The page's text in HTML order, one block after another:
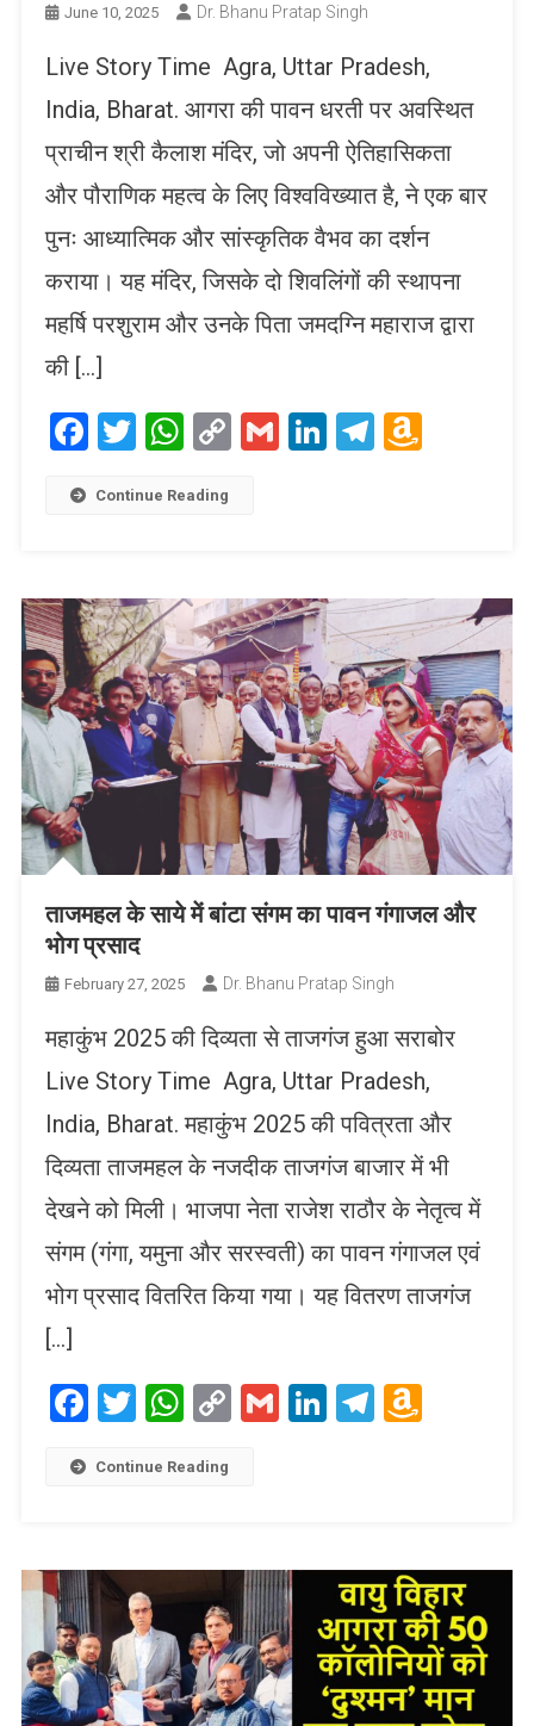
June 10, 2025 Dr. Bhanu Pratap Singh
Live Story Time Agra, Uttar Pradesh,
India, Bharat. आगरा की पावन धरती पर अवस्थित
प्राचीन श्री कैलाश मंदिर, जो अपनी ऐतिहासिकता
और पौराणिक महत्व के लिए विश्वविख्यात है, ने एक बार
पुनः आध्यात्मिक और सांस्कृतिक वैभव का दर्शन
कराया। यह मंदिर, जिसके दो शिवलिंगों की स्थापना
महर्षि परशुराम और उनके पिता जमदग्नि महाराज द्वारा
की […]
Facebook
Twitter
WhatsApp
CopyGmailLinkedIn
Telegram
Continue Reading
ताजमहल के साये में बांटा संगम का पावन गंगाजल और
भोग प्रसाद
February 27, 2025 Dr. Bhanu Pratap Singh
महाकुंभ 2025 की दिव्यता से ताजगंज हुआ सराबोर
Live Story Time Agra, Uttar Pradesh,
India, Bharat. महाकुंभ 2025 की पवित्रता और
दिव्यता ताजमहल के नजदीक ताजगंज बाजार में भी
देखने को मिली। भाजपा नेता राजेश राठौर के नेतृत्व में
संगम (गंगा, यमुना और सरस्वती) का पावन गंगाजल एवं
भोग प्रसाद वितरित किया गया। यह वितरण ताजगंज
[…]
Facebook
Twitter
WhatsApp
CopyGmailLinkedIn
Telegram
Continue Reading